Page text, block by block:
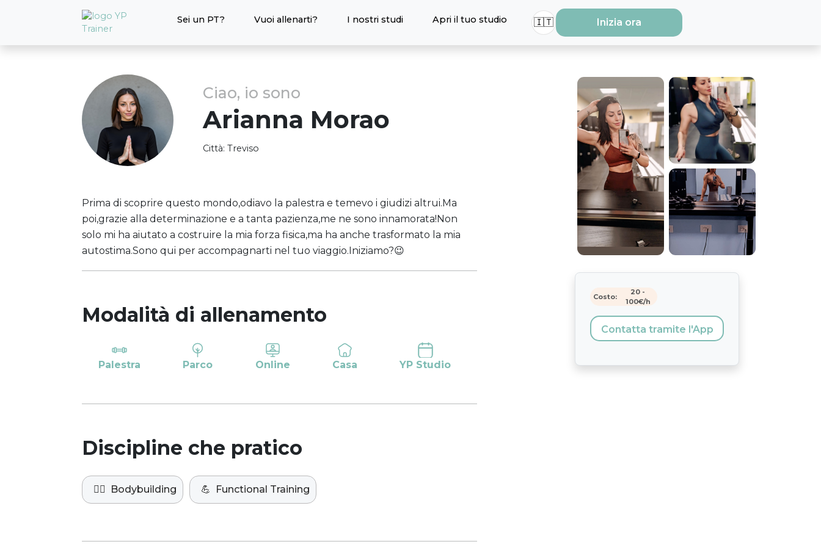
Sei un PT? Vuoi allenarti? I nostri studi Apri il tuo studio 🇮🇹 Inizia ora
Ciao, io sono
Arianna Morao
Città: Treviso
Prima di scoprire questo mondo,odiavo la palestra e temevo i giudizi altrui.Ma
poi,grazie alla determinazione e a tanta pazienza,me ne sono innamorata!Non
solo mi ha aiutato a costruire la mia forza fisica,ma ha anche trasformato la mia
autostima.Sono qui per accompagnarti nel tuo viaggio.Iniziamo?😉
Modalità di allenamento
Palestra Parco Online Casa YP Studio
Discipline che pratico
🏋️‍♀️ Bodybuilding 💪 Functional Training
Costo:
20 -
100€/h
Contatta tramite l'App